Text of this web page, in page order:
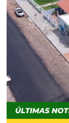
do
estado
do
Sul.